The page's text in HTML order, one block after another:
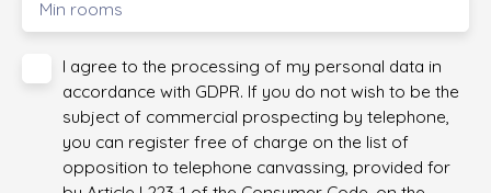
Min rooms
I agree to the processing of my personal data in
accordance with GDPR. If you do not wish to be the
subject of commercial prospecting by telephone,
you can register free of charge on the list of
opposition to telephone canvassing, provided for